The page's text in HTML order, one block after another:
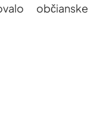
občianske